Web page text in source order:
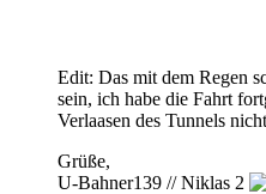
Edit: Das mit dem Regen
sein, ich habe die Fahrt
Verlaasen des Tunnels
Grüße,
U-Bahner139 // Niklas 2